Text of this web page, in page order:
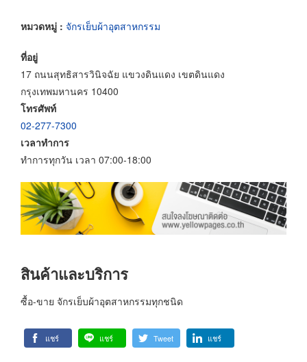
หมวดหมู่ : จักรเย็บผ้าอุตสาหกรรม
ที่อยู่
17 ถนนสุทธิสารวินิจฉัย แขวงดินแดง เขตดินแดง
กรุงเทพมหานคร 10400
โทรศัพท์
02-277-7300
เวลาทำการ
ทำการทุกวัน เวลา 07:00-18:00
สินค้าและบริการ
ซื้อ-ขาย จักรเย็บผ้าอุตสาหกรรมทุกชนิด
แชร์ แชร์ Tweet แชร์